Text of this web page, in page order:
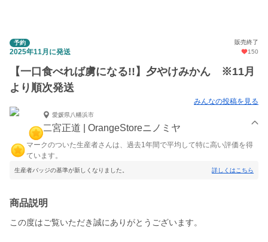
予約 販売終了
2025年11月に発送 150
【一口食べれば虜になる!!】夕やけみかん ※11月
より順次発送
みんなの投稿を見る
愛媛県八幡浜市
二宮正道 | OrangeStoreニノミヤ
マークのついた生産者さんは、過去1年間で平均して特に高い評価を得
ています。
生産者バッジの基準が新しくなりました。 詳しくはこちら
商品説明
この度はご覧いただき誠にありがとうございます。